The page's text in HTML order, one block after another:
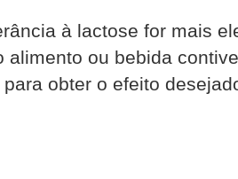
à lactose for mais
alimento ou bebida
obter o efeito